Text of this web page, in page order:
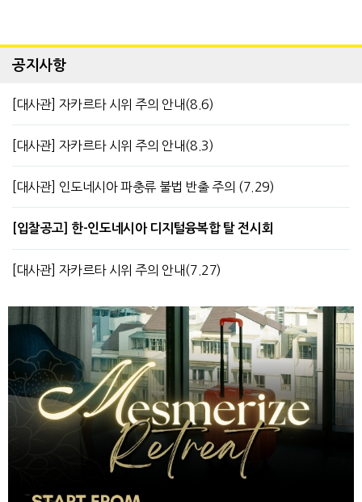
공지사항
[대사관] 자카르타 시위 주의 안내(8.6)
[대사관] 자카르타 시위 주의 안내(8.3)
[대사관] 인도네시아 파충류 불법 반출 주의 (7.29)
[입찰공고] 한-인도네시아 디지털융복합 탈 전시회
[대사관] 자카르타 시위 주의 안내(7.27)